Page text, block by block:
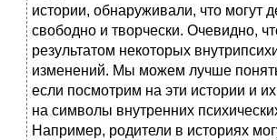
истории, обнаруживали, что могут
свободно и творчески. Очевидно,
результатом некоторых
изменений. Мы можем лучше
если посмотрим на эти истории и
на символы внутренних
Например, родители в историях